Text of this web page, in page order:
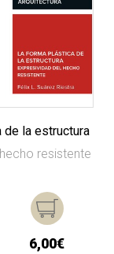
de la estructura
resistente
6,00€